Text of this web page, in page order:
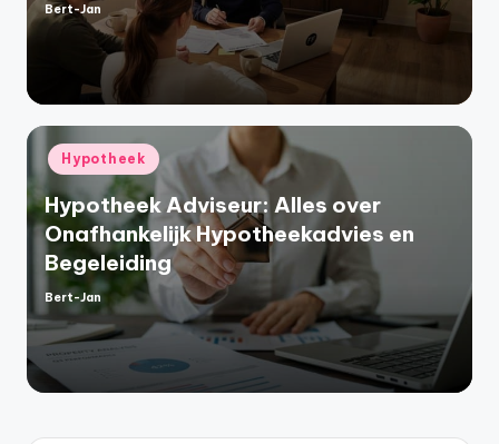
Geplaatst
Bert-Jan
Geplaatst
in
Hypotheek
Hypotheek Adviseur: Alles over
Onafhankelijk Hypotheekadvies en
Begeleiding
Geplaatst
door
Bert-Jan